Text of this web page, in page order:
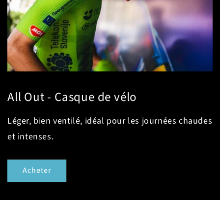
All Out - Casque de vélo
Léger, bien ventilé, idéal pour les journées chaudes
et intenses.
Acheter